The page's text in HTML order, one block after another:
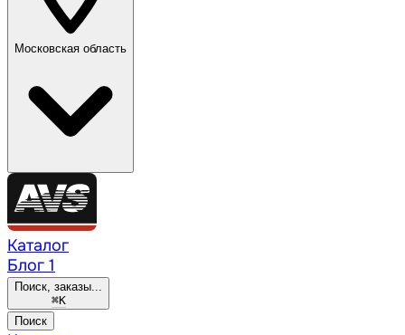
Московская область
Каталог
Блог 1
Поиск, заказы...
⌘K
Поиск